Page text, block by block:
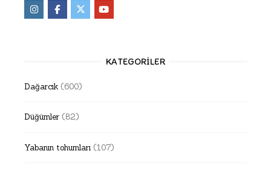
KATEGORILER
Dağarcık (600)
Düğümler (82)
Yabanın tohumları (107)